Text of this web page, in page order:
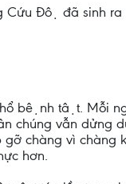
Độ đã sinh ra
bệnh tật. Mỗi
chúng vẫn dửng
chàng vì chàng
hơn.